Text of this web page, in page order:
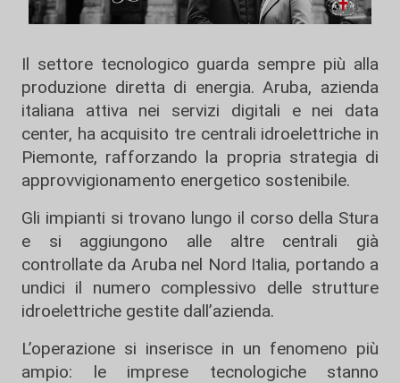
Il settore tecnologico guarda sempre più alla
produzione diretta di energia. Aruba, azienda
italiana attiva nei servizi digitali e nei data
center, ha acquisito tre centrali idroelettriche in
Piemonte, rafforzando la propria strategia di
approvvigionamento energetico sostenibile.
Gli impianti si trovano lungo il corso della Stura
e si aggiungono alle altre centrali già
controllate da Aruba nel Nord Italia, portando a
undici il numero complessivo delle strutture
idroelettriche gestite dall’azienda.
L’operazione si inserisce in un fenomeno più
ampio: le imprese tecnologiche stanno